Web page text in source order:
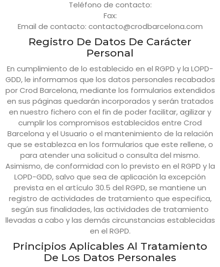
Teléfono de contacto:
Fax:
Email de contacto: contacto@crodbarcelona.com
Registro De Datos De Carácter
Personal
En cumplimiento de lo establecido en el RGPD y la LOPD-
GDD, le informamos que los datos personales recabados
porCrod Barcelona, mediante los formularios extendidos
en sus páginas quedarán incorporados y serán tratados
en nuestro fichero con el fin de poder facilitar, agilizar y
cumplir los compromisos establecidos entre Crod
Barcelona y el Usuario o el mantenimiento de la relación
que se establezca en los formularios que este rellene, o
para atender una solicitud o consulta del mismo.
Asimismo, de conformidad con lo previsto en el RGPD y la
LOPD-GDD, salvo que sea de aplicación la excepción
prevista en el artículo 30.5 del RGPD, se mantiene un
registro de actividades de tratamiento que especifica,
según sus finalidades, las actividades de tratamiento
llevadas a cabo y las demás circunstancias establecidas
en el RGPD.
Principios Aplicables Al Tratamiento
De Los Datos Personales